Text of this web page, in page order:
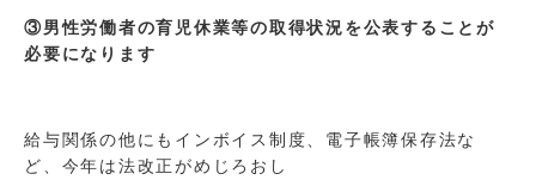
③男性労働者の育児休業等の取得状況を公表することが
必要になります
給与関係の他にもインボイス制度、電子帳簿保存法な
ど、今年は法改正がめじろおし